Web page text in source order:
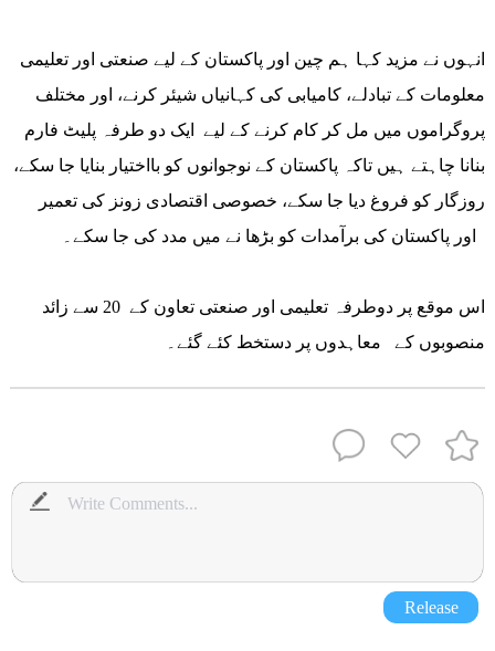
معلومات کے تبادلے، کامیابی کی کہانیاں شیئر کرنے، اور مختلف
پروگراموں میں مل کر کام کرنے کے لیے ایک دو طرفہ پلیٹ فارم
بنانا چاہتے ہیں تاکہ پاکستان کے نوجوانوں کو بااختیار بنایا جا سکے،
روزگار کو فروغ دیا جا سکے، خصوصی اقتصادی زونز کی تعمیر
اس موقع پر دوطرفہ تعلیمی اور صنعتی تعاون کے 20 سے زائد
منصوبوں کے معاہدوں پر دستخط کئے گئے۔
Release